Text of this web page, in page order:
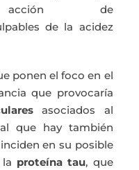
de
de la acidez
ponen el foco en el
que provocaría
asociados al
que hay también
en su posible
proteína tau, que